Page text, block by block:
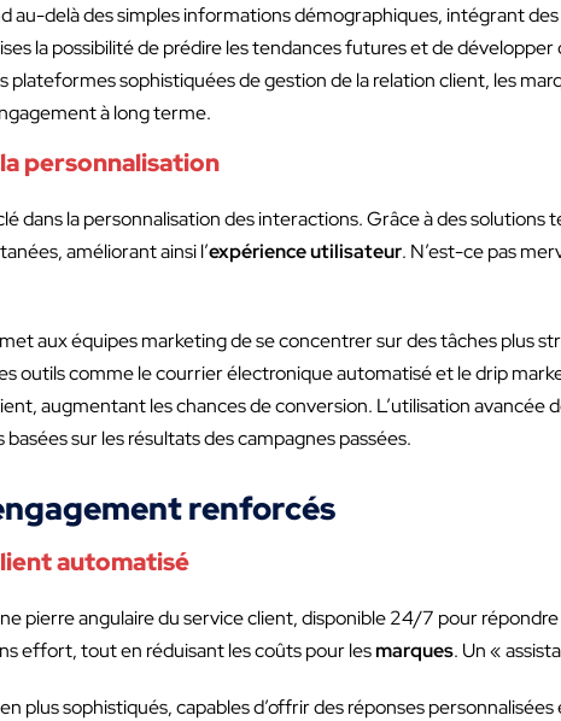
au-delà des simples informations démographiques, intégrant
la possibilité de prédire les tendances futures et de
plateformes sophistiquées de gestion de la relation client, les
à long terme.
personnalisation
dans la personnalisation des interactions. Grâce à des solutions
améliorant ainsi l’expérience utilisateur. N’est-ce pas
aux équipes marketing de se concentrer sur des tâches plus
outils comme le courrier électronique automatisé et le drip
augmentant les chances de conversion. L’utilisation
sur les résultats des campagnes passées.
renforcés
automatisé
pierre angulaire du service client, disponible 24/7 pour
effort, tout en réduisant les coûts pour lesmarques. Un «
plus sophistiqués, capables d’offrir des réponses